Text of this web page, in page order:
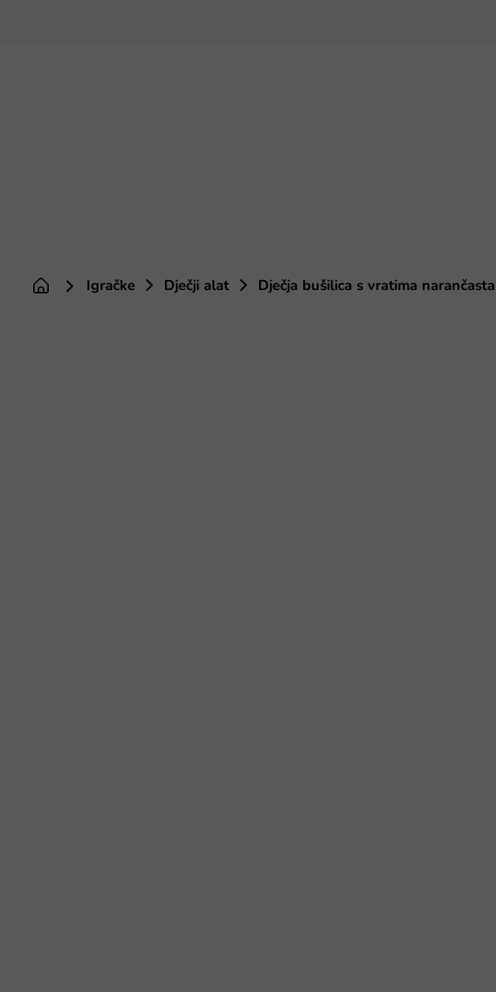
PočetnaIgračke Dječji alat Dječja bušilica s vratima narančasta